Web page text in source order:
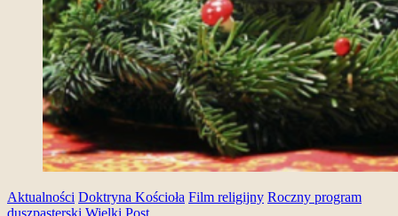
Aktualności Doktryna Kościoła Film religijny Roczny program
duszpasterski Wielki Post